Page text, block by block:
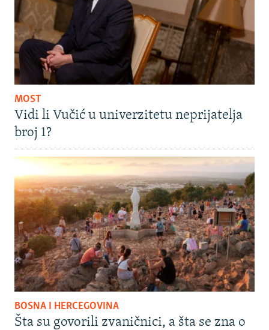
MOST
Vidi li Vučić u univerzitetu neprijatelja
broj 1?
BOSNA I HERCEGOVINA
Šta su govorili zvaničnici, a šta se zna o